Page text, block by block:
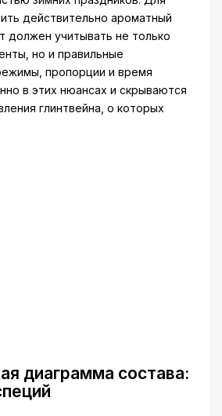
действительно ароматный
должен учитывать не только
но и правильные
пропорции и время
в этих нюансах и скрываются
глинтвейна, о которых
диаграмма состава: